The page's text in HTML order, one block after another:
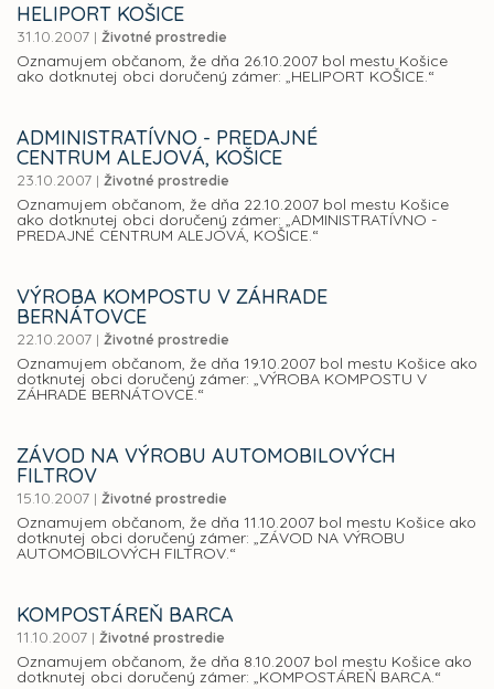
HELIPORT KOŠICE
31.10.2007 | Životné prostredie
Oznamujem občanom, že dňa 26.10.2007 bol mestu Košice
ako dotknutej obci doručený zámer: „HELIPORT KOŠICE.“
ADMINISTRATÍVNO - PREDAJNÉ
CENTRUM ALEJOVÁ, KOŠICE
23.10.2007 | Životné prostredie
Oznamujem občanom, že dňa 22.10.2007 bol mestu Košice
ako dotknutej obci doručený zámer: „ADMINISTRATÍVNO -
PREDAJNÉ CENTRUM ALEJOVÁ, KOŠICE.“
VÝROBA KOMPOSTU V ZÁHRADE
BERNÁTOVCE
22.10.2007 | Životné prostredie
Oznamujem občanom, že dňa 19.10.2007 bol mestu Košice ako
dotknutej obci doručený zámer: „VÝROBA KOMPOSTU V
ZÁHRADE BERNÁTOVCE.“
ZÁVOD NA VÝROBU AUTOMOBILOVÝCH
FILTROV
15.10.2007 | Životné prostredie
Oznamujem občanom, že dňa 11.10.2007 bol mestu Košice ako
dotknutej obci doručený zámer: „ZÁVOD NA VÝROBU
AUTOMOBILOVÝCH FILTROV.“
KOMPOSTÁREŇ BARCA
11.10.2007 | Životné prostredie
Oznamujem občanom, že dňa 8.10.2007 bol mestu Košice ako
dotknutej obci doručený zámer: „KOMPOSTÁREŇ BARCA.“